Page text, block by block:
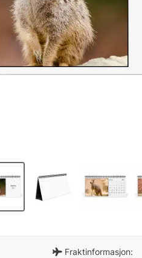
Fraktinformasjon: